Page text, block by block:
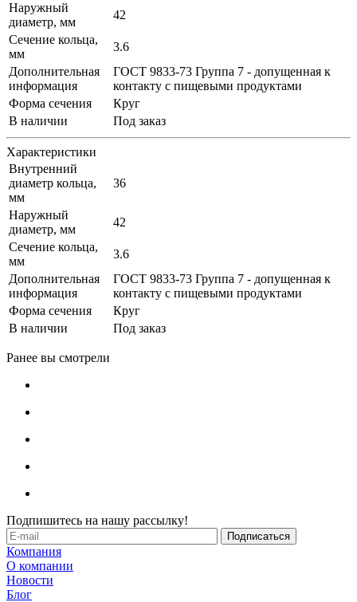
Наружный
диаметр, мм
42
Сечение кольца,
мм
3.6
Дополнительная
информация
ГОСТ 9833-73 Группа 7 - допущенная к
контакту с пищевыми продуктами
Форма сечения
Круг
В наличии
Под заказ
Характеристики
Внутренний
диаметр кольца,
мм
36
Наружный
диаметр, мм
42
Сечение кольца,
мм
3.6
Дополнительная
информация
ГОСТ 9833-73 Группа 7 - допущенная к
контакту с пищевыми продуктами
Форма сечения
Круг
В наличии
Под заказ
Ранее вы смотрели
Подпишитесь на нашу рассылку!
Компания
О компании
Новости
Блог